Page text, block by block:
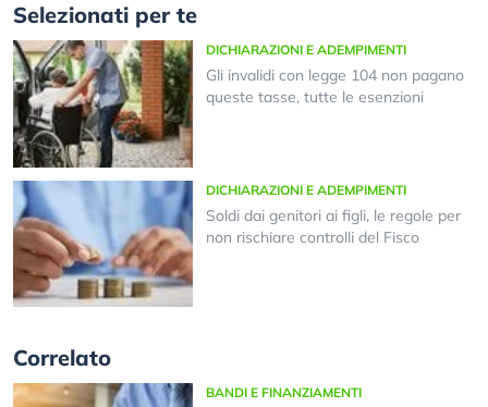
Selezionati per te
DICHIARAZIONI E ADEMPIMENTI
Gli invalidi con legge 104 non pagano
queste tasse, tutte le esenzioni
DICHIARAZIONI E ADEMPIMENTI
Soldi dai genitori ai figli, le regole per
non rischiare controlli del Fisco
Correlato
BANDI E FINANZIAMENTI